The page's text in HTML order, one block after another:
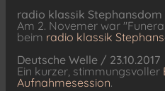
radio klassik Stephansdom
Am 2. Novemer war
beim radio klassik
Deutsche Welle / 23.10.2017
Ein kurzer, stimmungsvoller
Aufnahmesession.